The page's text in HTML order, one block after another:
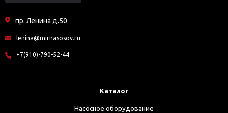
пр. Ленина д.50
lenina@mirnasosov.ru
+7(910)-790-52-44
Каталог
Насосное оборудование